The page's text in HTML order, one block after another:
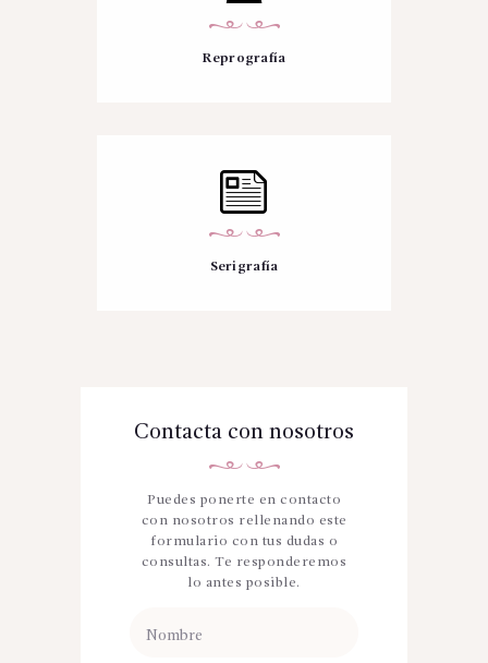
Reprografía
Serigrafía
Contacta con nosotros
Puedes ponerte en contacto
con nosotros rellenando este
formulario con tus dudas o
consultas. Te responderemos
lo antes posible.